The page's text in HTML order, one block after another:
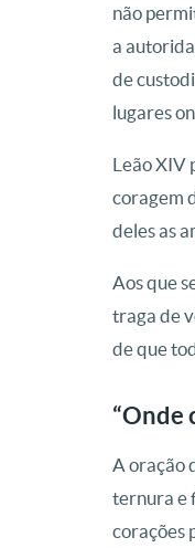
não
a
de
lugares
Leão XIV
coragem
deles as
Aos que
traga de
de que
“Onde
A oração
ternura e
corações